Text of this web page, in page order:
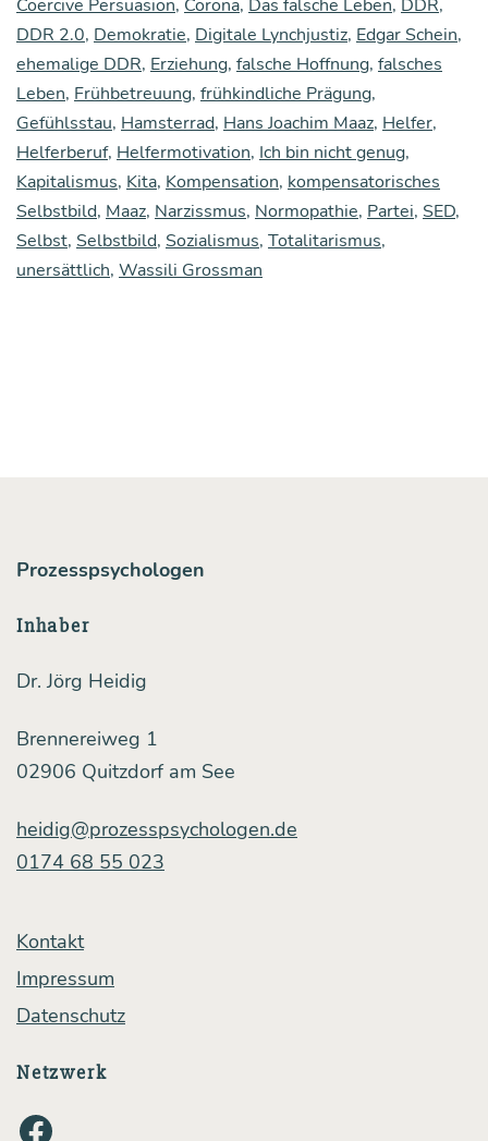
Coercive Persuasion, Corona, Das falsche Leben, DDR,
DDR 2.0, Demokratie, Digitale Lynchjustiz, Edgar Schein,
ehemalige DDR, Erziehung, falsche Hoffnung, falsches
Leben, Frühbetreuung, frühkindliche Prägung,
Gefühlsstau, Hamsterrad, Hans Joachim Maaz, Helfer,
Helferberuf, Helfermotivation, Ich bin nicht genug,
Kapitalismus, Kita, Kompensation, kompensatorisches
Selbstbild, Maaz, Narzissmus, Normopathie, Partei, SED,
Selbst, Selbstbild, Sozialismus, Totalitarismus,
unersättlich, Wassili Grossman
Prozesspsychologen
Inhaber
Dr. Jörg Heidig
Brennereiweg 1
02906 Quitzdorf am See
heidig@prozesspsychologen.de
0174 68 55 023
Kontakt
Impressum
Datenschutz
Netzwerk
Facebook